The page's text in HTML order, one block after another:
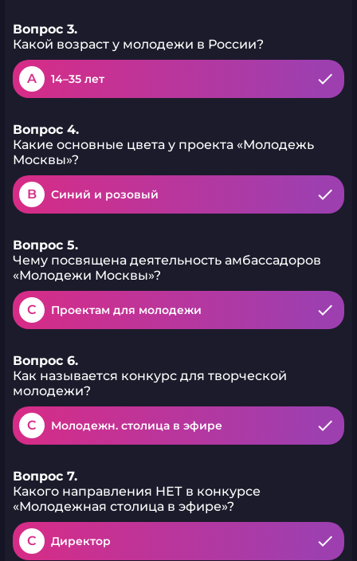
Вопрос 3.
Какой возраст у молодежи в России?
A 14–35 лет
Вопрос 4.
Какие основные цвета у проекта «Молодежь
Москвы»?
B Синий и розовый
Вопрос 5.
Чему посвящена деятельность амбассадоров
«Молодежи Москвы»?
C Проектам для молодежи
Вопрос 6.
Как называется конкурс для творческой
молодежи?
C Молодежн. столица в эфире
Вопрос 7.
Какого направления НЕТ в конкурсе
«Молодежная столица в эфире»?
C Директор